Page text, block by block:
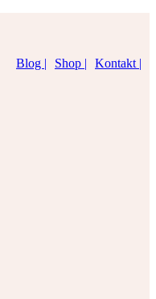
Blog | Shop | Kontakt |